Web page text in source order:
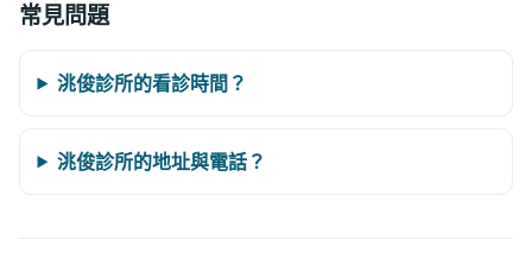
常見問題
洮俊診所的看診時間？
洮俊診所的地址與電話？